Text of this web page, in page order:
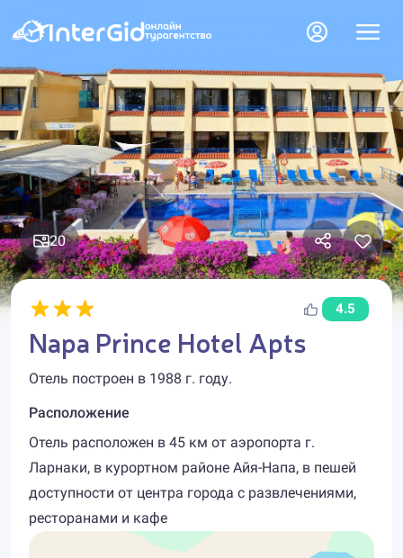
20
4.5
Napa Prince Hotel Apts
Отель построен в 1988 г. году.
Расположение
Отель расположен в 45 км от аэропорта г.
Ларнаки, в курортном районе Айя-Напа, в пешей
доступности от центра города с развлечениями,
ресторанами и кафе